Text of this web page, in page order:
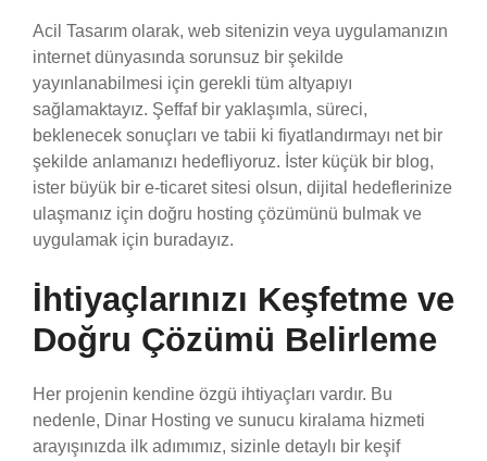
Acil Tasarım olarak, web sitenizin veya uygulamanızın
internet dünyasında sorunsuz bir şekilde
yayınlanabilmesi için gerekli tüm altyapıyı
sağlamaktayız. Şeffaf bir yaklaşımla, süreci,
beklenecek sonuçları ve tabii ki fiyatlandırmayı net bir
şekilde anlamanızı hedefliyoruz. İster küçük bir blog,
ister büyük bir e-ticaret sitesi olsun, dijital hedeflerinize
ulaşmanız için doğru hosting çözümünü bulmak ve
uygulamak için buradayız.
İhtiyaçlarınızı Keşfetme ve
Doğru Çözümü Belirleme
Her projenin kendine özgü ihtiyaçları vardır. Bu
nedenle, Dinar Hosting ve sunucu kiralama hizmeti
arayışınızda ilk adımımız, sizinle detaylı bir keşif